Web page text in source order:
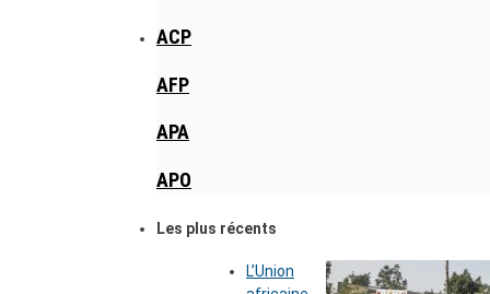
ACP
AFP
APA
APO
Les plus récents
L’Union